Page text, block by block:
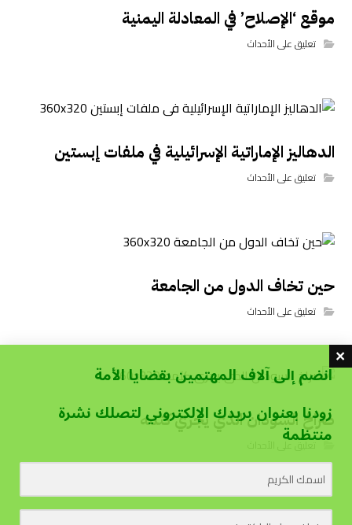
موقع ‘الإصلاح’ في المعادلة اليمنية
تعليق على الأحداث
الدهاليز الإماراتية الإسرائيلية في ملفات إبستين
تعليق على الأحداث
حين تخاف الدول من الجامعة
تعليق على الأحداث
صراخ السودان الذي يجري كتمه
تعليق على الأحداث
انضم إلى آلاف المهتمين بقضايا الأمة
زودنا بعنوان بريدك الإلكتروني لتصلك نشرة
منتظمة